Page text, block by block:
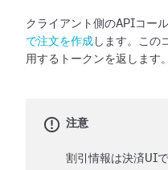
クライアント側のAPIコール
で注文を作成 します。この
用するトークンを返します。
注意
割引情報は決済UI